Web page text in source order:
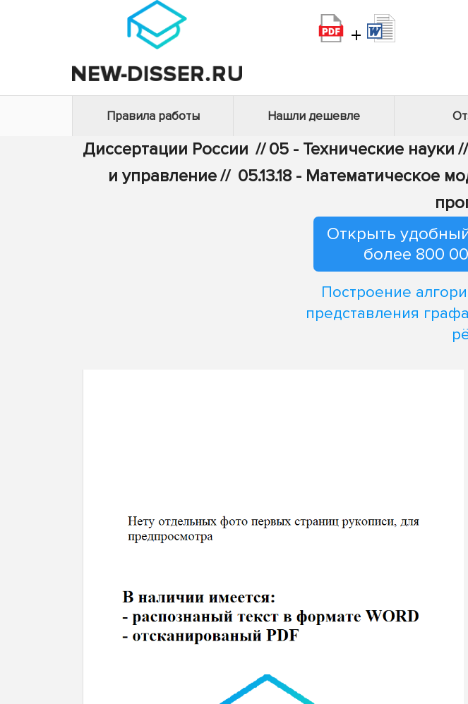
+
Правила работы Нашли дешевле
Диссертации России // 05 - Технические науки
и управление// 05.13.18 - Математическое
Открыть
более 800
Построение
представления